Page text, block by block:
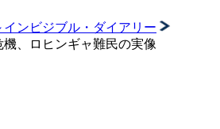
ンビジブル・ダイアリー
機、ロヒンギャ難民の実像